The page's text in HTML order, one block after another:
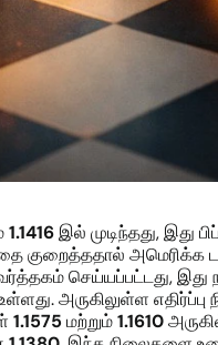
1.1416இல் முடிந்தது, இது
குறைத்ததால் அமெரிக்க
செய்யப்பட்டது, இது
அருகிலுள்ள
1.1575 மற்றும்1.1610